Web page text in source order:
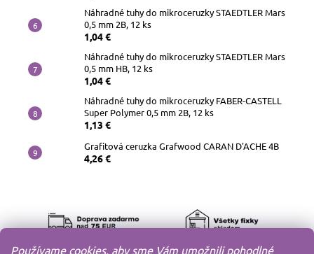
Používame cookies, aby sme Vám umožnili pohodlné
Náhradné tuhy do mikroceruzky STAEDTLER Mars
0,5 mm 2B, 12 ks
1,04 €
Náhradné tuhy do mikroceruzky STAEDTLER Mars
0,5 mm HB, 12 ks
1,04 €
Náhradné tuhy do mikroceruzky FABER-CASTELL
Super Polymer 0,5 mm 2B, 12 ks
1,13 €
Grafitová ceruzka Grafwood CARAN D'ACHE 4B
4,26 €